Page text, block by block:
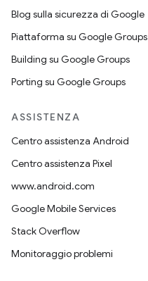
Blog sulla sicurezza di Google
Piattaforma su Google Groups
Building su Google Groups
Porting su Google Groups
ASSISTENZA
Centro assistenza Android
Centro assistenza Pixel
www.android.com
Google Mobile Services
Stack Overflow
Monitoraggio problemi